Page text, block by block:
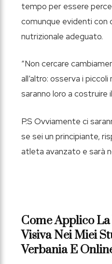
tempo per essere
comunque evidenti con
nutrizionale adeguato.
“Non cercare
all’altro: osserva i
saranno loro a costruire
P.S Ovviamente ci
se sei un principiante,
atleta avanzato e sarà
Come Applico
Visiva Nei Miei
Verbania E